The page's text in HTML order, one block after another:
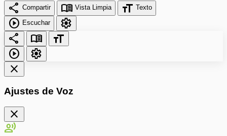
share Compartir menu_book Vista Limpia format_size Texto
play_circle Escuchar
settings
share
menu_book
format_size
play_circle
settings
close
Ajustes de Voz
close
record_voice_over